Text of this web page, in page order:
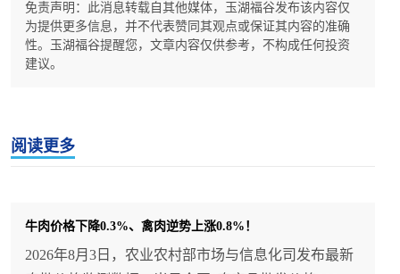
免责声明：此消息转载自其他媒体，玉湖福谷发布该内容仅
为提供更多信息，并不代表赞同其观点或保证其内容的准确
性。玉湖福谷提醒您，文章内容仅供参考，不构成任何投资
建议。
阅读更多
牛肉价格下降0.3%、禽肉逆势上涨0.8%！
2026年8月3日，农业农村部市场与信息化司发布最新